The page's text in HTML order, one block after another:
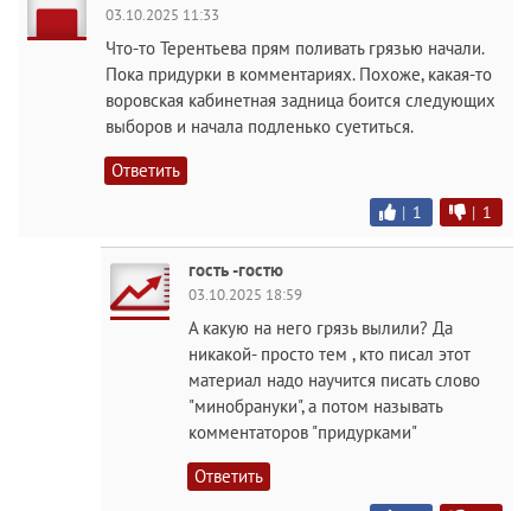
03.10.2025 11:33
Что-то Терентьева прям поливать грязью начали.
Пока придурки в комментариях. Похоже, какая-то
воровская кабинетная задница боится следующих
выборов и начала подленько суетиться.
Ответить
| 1 | 1
гость -гостю
03.10.2025 18:59
А какую на него грязь вылили? Да
никакой- просто тем , кто писал этот
материал надо научится писать слово
"минобрануки", а потом называть
комментаторов "придурками"
Ответить